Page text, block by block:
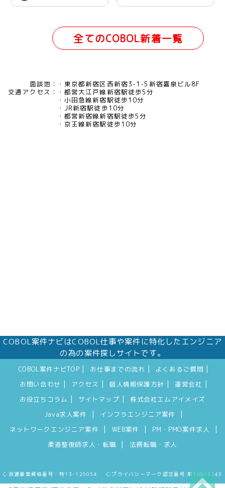
本橋（リモート併用）
全てのCOBOL新着一覧
面談地：
東京都新宿区西新宿3-1-5新宿嘉泉ビル8F
交通アクセス：
都営大江戸線新宿駅徒歩5分
小田急線新宿駅徒歩10分
JR新宿駅徒歩10分
都営新宿線新宿駅徒歩5分
京王線新宿駅徒歩10分
COBOL案件ナビはCOBOL仕事や案件に特化したエンジニア
の為の案件探しサイトです。
COBOL案件ナビTOP お仕事までの流れ よくあるご質問
お問い合わせ アクセス 個人情報保護方針 運営会社
お役立ちコラム サイトマップ
株式会社エムアイメイズ
Java求人案件
インフラエンジニア案件
ネットワークエンジニア案件 WEB案件 PM・PMO案件求人
柔道整復師求人・転職 法務転職・求人
◇派遣事業資格番号：特13-120054 ◇プライバシーマーク認定番号:第10823243